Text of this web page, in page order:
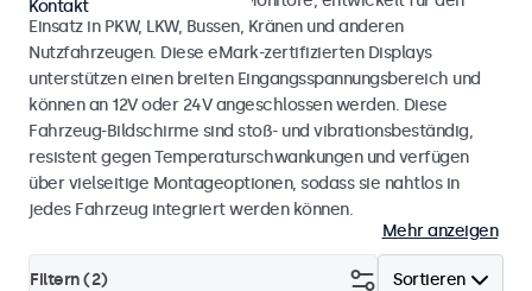
Einsatz in PKW, LKW, Bussen, Kränen und anderen
Nutzfahrzeugen. Diese eMark-zertifizierten Displays
unterstützen einen breiten Eingangsspannungsbereich und
können an 12V oder 24V angeschlossen werden. Diese
Fahrzeug-Bildschirme sind stoß- und vibrationsbeständig,
resistent gegen Temperaturschwankungen und verfügen
über vielseitige Montageoptionen, sodass sie nahtlos in
jedes Fahrzeug integriert werden können.
Mehr anzeigen
Sortieren
Filtern (2)
Kontakt